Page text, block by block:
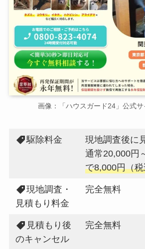
画像：「ハウスガード24」公式サ
駆除料金
現地調査後に
通常20,000円
で8,000円（
現地調査・
見積もり料金
完全無料
見積もり後
のキャンセル
完全無料